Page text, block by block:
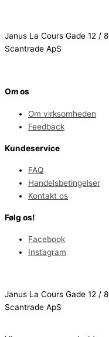
Janus La Cours Gade 12 /
Scantrade ApS
Om os
Om virksomheden
Feedback
Kundeservice
FAQ
Handelsbetingelser
Kontakt os
Følg os!
Facebook
Instagram
Janus La Cours Gade 12 /
Scantrade ApS